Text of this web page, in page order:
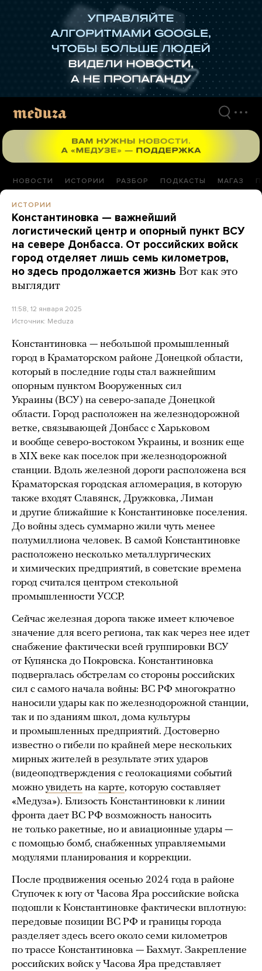
НОВОСТИ ИСТОРИИ РАЗБОР ПОДКАСТЫ МАГАЗ
ИСТОРИИ
Константиновка — важнейший
логистический центр и опорный пункт ВСУ
на севере Донбасса. От российских войск
город отделяет лишь семь километров,
но здесь продолжается жизнь Вот как это
выглядит
11:58, 12 января 2025
Источник: Meduza
Константиновка — небольшой промышленный
город в Краматорском районе Донецкой области,
который в последние годы стал важнейшим
опорным пунктом Вооруженных сил
Украины (ВСУ) на северо-западе Донецкой
области. Город расположен на железнодорожной
ветке, связывающей Донбасс с Харьковом
и вообще северо-востоком Украины, и возник еще
в XIX веке как поселок при железнодорожной
станции. Вдоль железной дороги расположена вся
Краматорская городская агломерация, в которую
также входят Славянск, Дружковка, Лиман
и другие ближайшие к Константиновке поселения.
До войны здесь суммарно жили чуть менее
полумиллиона человек. В самой Константиновке
расположено несколько металлургических
и химических предприятий, в советские времена
город считался центром стекольной
промышленности УССР.
Сейчас железная дорога также имеет ключевое
значение для всего региона, так как через нее идет
снабжение фактически всей группировки ВСУ
от Купянска до Покровска. Константиновка
подвергалась обстрелам со стороны российских
сил с самого начала войны: ВС РФ многократно
наносили удары как по железнодорожной станции,
так и по зданиям школ, дома культуры
и промышленных предприятий. Достоверно
известно о гибели по крайней мере нескольких
мирных жителей в результате этих ударов
(видеоподтверждения с геолокациями событий
можно увидеть на карте, которую составляет
«Медуза»). Близость Константиновки к линии
фронта дает ВС РФ возможность наносить
не только ракетные, но и авиационные удары —
с помощью бомб, снабженных управляемыми
модулями планирования и коррекции.
После продвижения осенью 2024 года в районе
Ступочек к югу от Часова Яра российские войска
подошли к Константиновке фактически вплотную:
передовые позиции ВС РФ и границы города
разделяет здесь всего около семи километров
по трассе Константиновка — Бахмут. Закрепление
российских войск у Часова Яра представляет